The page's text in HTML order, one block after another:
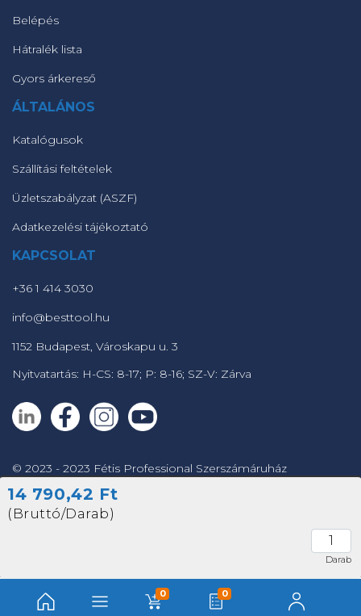
14 790,42 Ft
(Bruttó/Darab)
Darab
Belépés
Hátralék lista
Gyors árkereső
ÁLTALÁNOS
Katalógusok
Szállítási feltételek
Üzletszabályzat (ASZF)
Adatkezelési tájékoztató
KAPCSOLAT
+36 1 414 3030
info@besttool.hu
1152 Budapest, Városkapu u. 3
Nyitvatartás: H-CS: 8-17; P: 8-16; SZ-V: Zárva
© 2023 - 2023 Fétis Professional Szerszámáruház
Powered by
0 0